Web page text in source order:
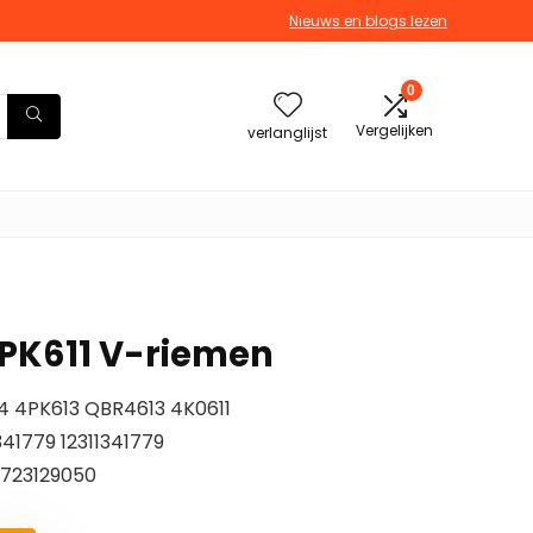
Nieuws en blogs lezen
verlanglijst
0
Vergelijken
V-riemen
QBR4613 4K0611
12311341779